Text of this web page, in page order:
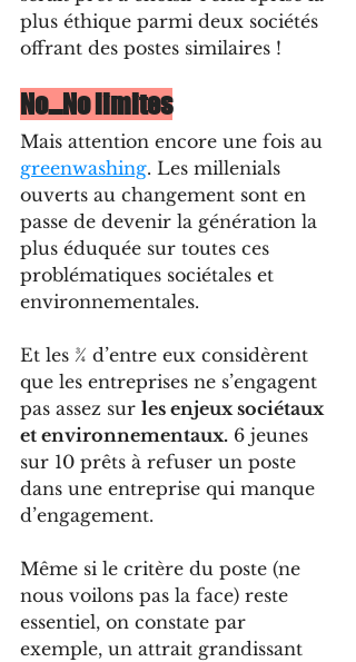
plus éthique parmi deux sociétés
offrant des postes similaires !
No…No limites
Mais attention encore une fois au
greenwashing. Les millenials
ouverts au changement sont en
passe de devenir la génération la
plus éduquée sur toutes ces
problématiques sociétales et
environnementales.
Et les ¾ d’entre eux considèrent
que les entreprises ne s’engagent
pas assez sur les enjeux sociétaux
et environnementaux. 6 jeunes
sur 10 prêts à refuser un poste
dans une entreprise qui manque
d’engagement.
Même si le critère du poste (ne
nous voilons pas la face) reste
essentiel, on constate par
exemple, un attrait grandissant